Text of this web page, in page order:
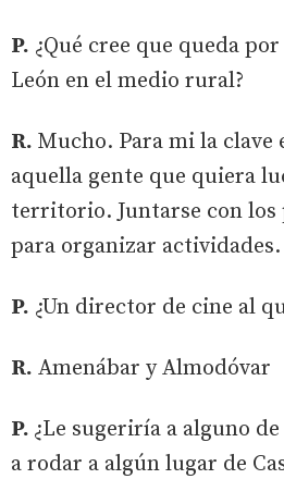
P. ¿Qué cree que queda
León en el medio rural?
R. Mucho. Para mi la clave
aquella gente que quiera
territorio. Juntarse con los
para organizar actividades.
P. ¿Un director de cine al
R. Amenábar y Almodóvar
P. ¿Le sugeriría a alguno
a rodar a algún lugar de